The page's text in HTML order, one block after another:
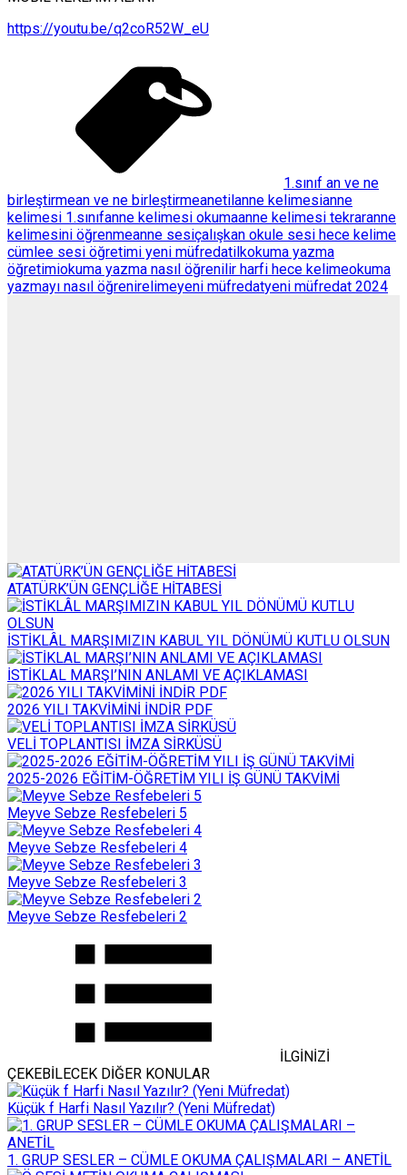
https://youtu.be/q2coR52W_eU
1.sınıf an ve ne
birleştirmean ve ne birleştirmeanetilanne kelimesianne
kelimesi 1.sınıfanne kelimesi okumaanne kelimesi tekraranne
kelimesini öğrenmeanne sesiçalışkan okule sesi hece kelime
cümlee sesi öğretimi yeni müfredatilkokuma yazma
öğretimiokuma yazma nasıl öğrenilir harfi hece kelimeokuma
yazmayı nasıl öğrenirelimeyeni müfredatyeni müfredat 2024
ATATÜRK’ÜN GENÇLİĞE HİTABESİ
İSTİKLÂL MARŞIMIZIN KABUL YIL DÖNÜMÜ KUTLU OLSUN
İSTİKLAL MARŞI’NIN ANLAMI VE AÇIKLAMASI
2026 YILI TAKVİMİNİ İNDİR PDF
VELİ TOPLANTISI İMZA SİRKÜSÜ
2025-2026 EĞİTİM-ÖĞRETİM YILI İŞ GÜNÜ TAKVİMİ
Meyve Sebze Resfebeleri 5
Meyve Sebze Resfebeleri 4
Meyve Sebze Resfebeleri 3
Meyve Sebze Resfebeleri 2
İLGİNİZİ
ÇEKEBİLECEK DİĞER KONULAR
Küçük f Harfi Nasıl Yazılır? (Yeni Müfredat)
1. GRUP SESLER – CÜMLE OKUMA ÇALIŞMALARI – ANETİL